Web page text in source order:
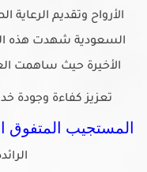
الأرواح وتقديم
السعودية شهدت هذه
الأخيرة حيث ساهمت
تعزيز كفاءة وجودة
المستجيب المتفوق